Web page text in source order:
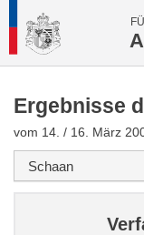
Ergebnisse
vom 14. / 16. März